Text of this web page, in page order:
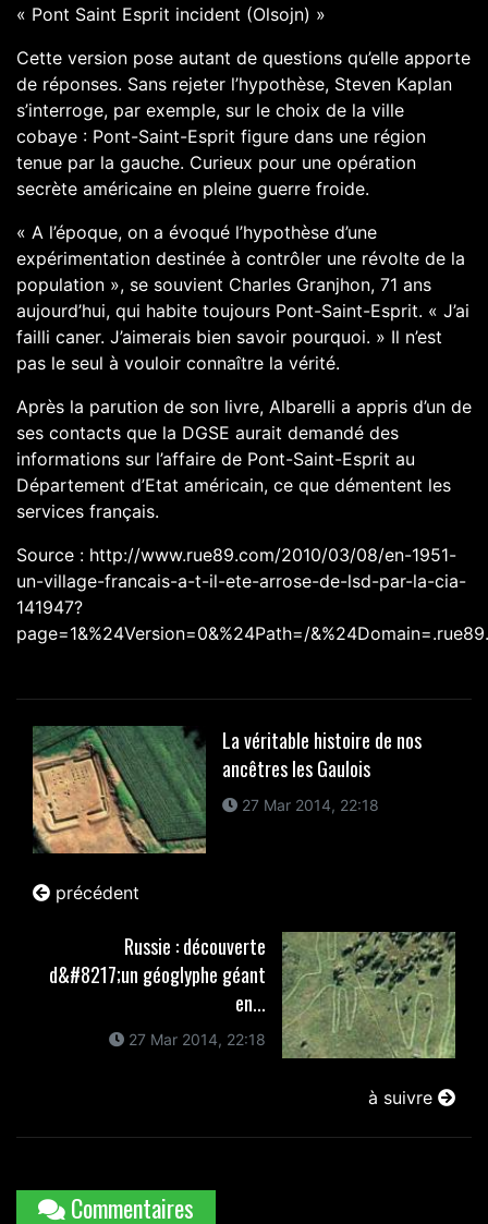
« Pont Saint Esprit incident (Olsojn) »
Cette version pose autant de questions qu’elle apporte
de réponses. Sans rejeter l’hypothèse, Steven Kaplan
s’interroge, par exemple, sur le choix de la ville
cobaye : Pont-Saint-Esprit figure dans une région
tenue par la gauche. Curieux pour une opération
secrète américaine en pleine guerre froide.
« A l’époque, on a évoqué l’hypothèse d’une
expérimentation destinée à contrôler une révolte de la
population », se souvient Charles Granjhon, 71 ans
aujourd’hui, qui habite toujours Pont-Saint-Esprit. « J’ai
failli caner. J’aimerais bien savoir pourquoi. » Il n’est
pas le seul à vouloir connaître la vérité.
Après la parution de son livre, Albarelli a appris d’un de
ses contacts que la DGSE aurait demandé des
informations sur l’affaire de Pont-Saint-Esprit au
Département d’Etat américain, ce que démentent les
services français.
Source : http://www.rue89.com/2010/03/08/en-1951-
un-village-francais-a-t-il-ete-arrose-de-lsd-par-la-cia-
141947?
page=1&%24Version=0&%24Path=/
La véritable histoire de nos
ancêtres les Gaulois
27 Mar 2014, 22:18
précédent
Russie : découverte
d&#8217;un géoglyphe géant
en...
27 Mar 2014, 22:18
à suivre
Commentaires